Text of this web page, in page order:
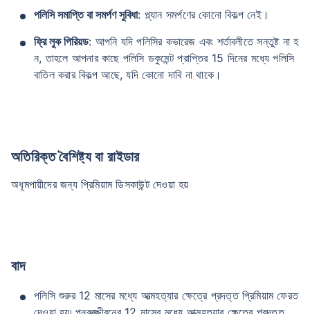
পলিসি সমাপ্তি বা সমর্পণ সুবিধা: প্ল্যান সমর্পণের কোনো বিকল্প নেই।
ফ্রি লুক পিরিয়ড: আপনি যদি পলিসির কভারেজ এবং শর্তাবলীতে সন্তুষ্ট না হ
ন, তাহলে আপনার কাছে পলিসি ডকুমেন্ট প্রাপ্তির 15 দিনের মধ্যে পলিসি
বাতিল করার বিকল্প আছে, যদি কোনো দাবি না থাকে।
অতিরিক্ত বৈশিষ্ট্য বা রাইডার
অধূমপায়ীদের জন্য প্রিমিয়াম ডিসকাউন্ট দেওয়া হয়
বাদ
পলিসি শুরুর 12 মাসের মধ্যে আত্মহত্যার ক্ষেত্রে প্রদত্ত প্রিমিয়াম ফেরত